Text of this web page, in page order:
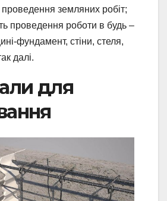
земляних робіт;
проведення роботи в будь –
фундамент, стіни, стеля,
далі.
для